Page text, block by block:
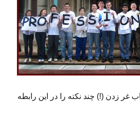
غر زدن (!) چند نکته را در این رابطه